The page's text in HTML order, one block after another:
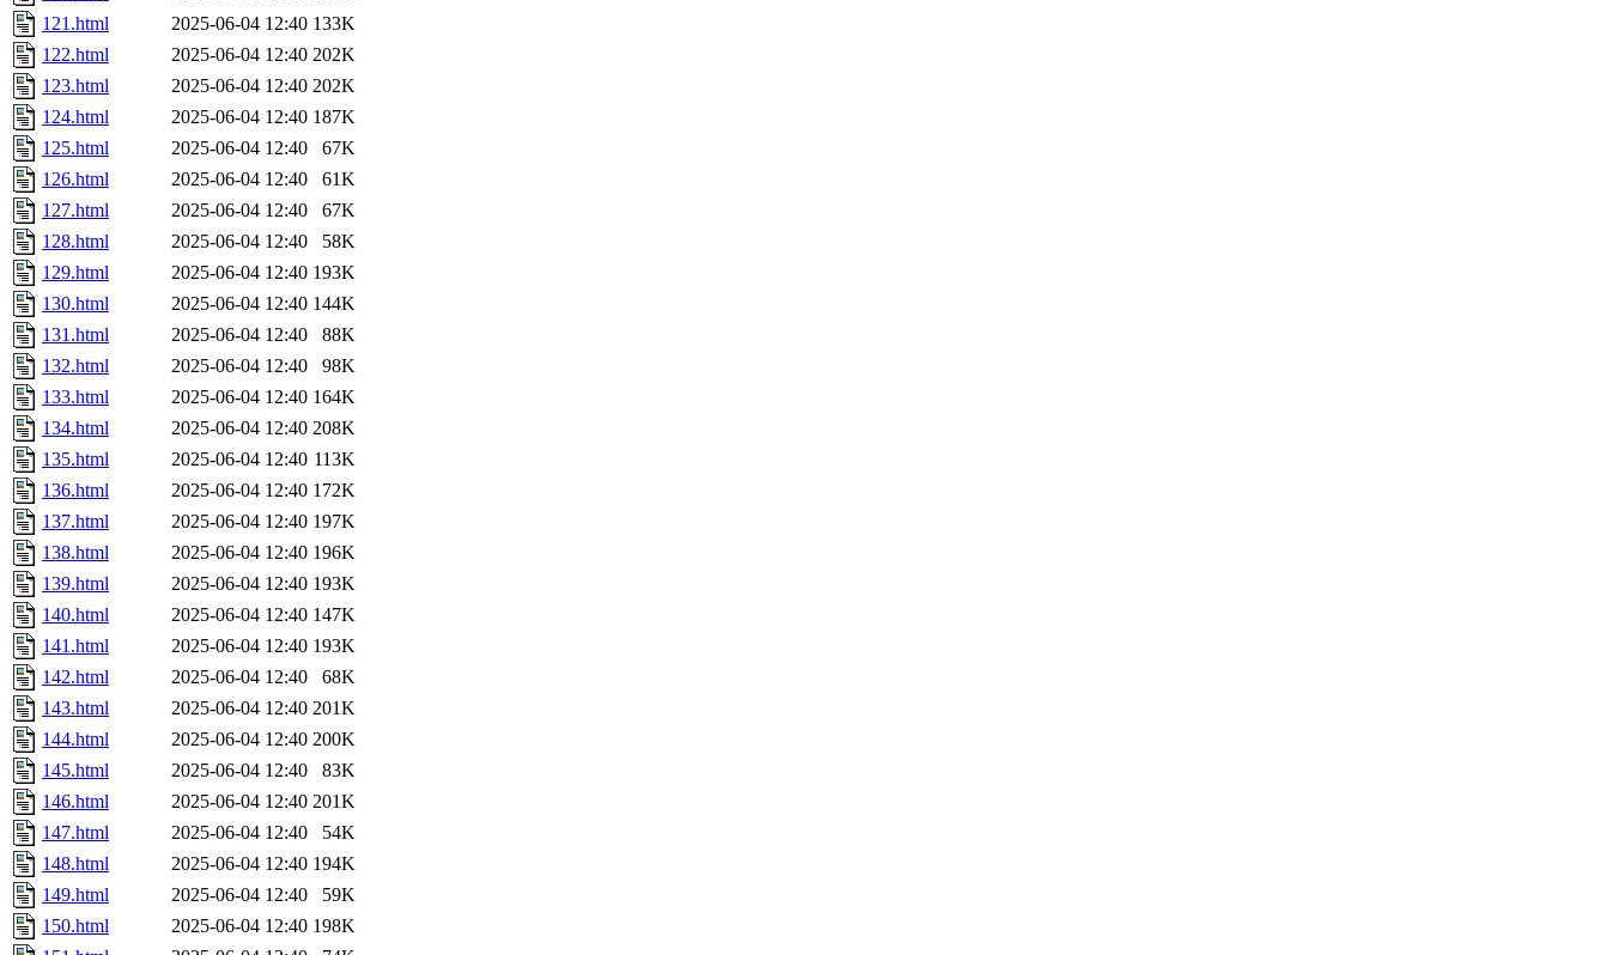
121.html
2025-06-04 12:40 133K
122.html
2025-06-04 12:40 202K
123.html
2025-06-04 12:40 202K
124.html
2025-06-04 12:40 187K
125.html
2025-06-04 12:40
67K
126.html
2025-06-04 12:40
61K
127.html
2025-06-04 12:40
67K
128.html
2025-06-04 12:40
58K
129.html
2025-06-04 12:40 193K
130.html
2025-06-04 12:40 144K
131.html
2025-06-04 12:40
88K
132.html
2025-06-04 12:40
98K
133.html
2025-06-04 12:40 164K
134.html
2025-06-04 12:40 208K
135.html
2025-06-04 12:40 113K
136.html
2025-06-04 12:40 172K
137.html
2025-06-04 12:40 197K
138.html
2025-06-04 12:40 196K
139.html
2025-06-04 12:40 193K
140.html
2025-06-04 12:40 147K
141.html
2025-06-04 12:40 193K
142.html
2025-06-04 12:40
68K
143.html
2025-06-04 12:40 201K
144.html
2025-06-04 12:40 200K
145.html
2025-06-04 12:40
83K
146.html
2025-06-04 12:40 201K
147.html
2025-06-04 12:40
54K
148.html
2025-06-04 12:40 194K
149.html
2025-06-04 12:40
59K
150.html
2025-06-04 12:40 198K